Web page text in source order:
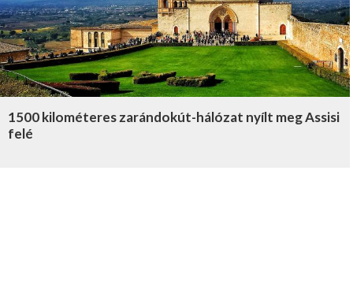
1500 kilométeres zarándokút-hálózat nyílt meg Assisi
felé